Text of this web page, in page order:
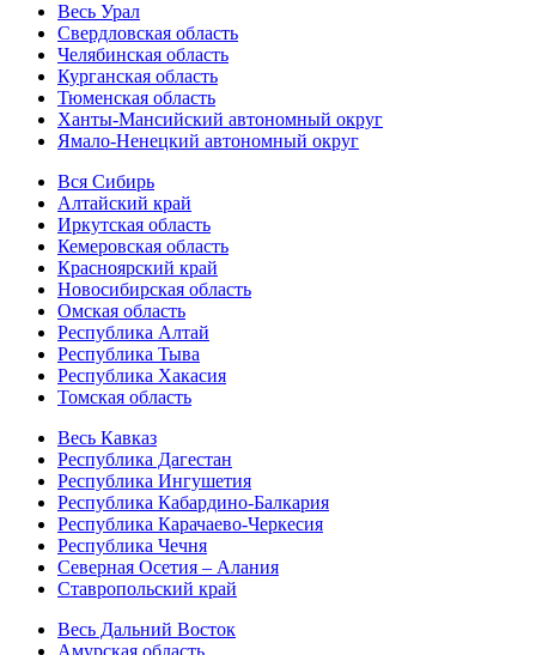
Весь Урал
Свердловская область
Челябинская область
Курганская область
Тюменская область
Ханты-Мансийский автономный округ
Ямало-Ненецкий автономный округ
Вся Сибирь
Алтайский край
Иркутская область
Кемеровская область
Красноярский край
Новосибирская область
Омская область
Республика Алтай
Республика Тыва
Республика Хакасия
Томская область
Весь Кавказ
Республика Дагестан
Республика Ингушетия
Республика Кабардино-Балкария
Республика Карачаево-Черкесия
Республика Чечня
Северная Осетия – Алания
Ставропольский край
Весь Дальний Восток
Амурская область